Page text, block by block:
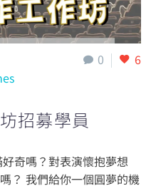
0 6
招募學員
奇嗎？對表演懷抱夢想
？ 我們給你一個圓夢的機